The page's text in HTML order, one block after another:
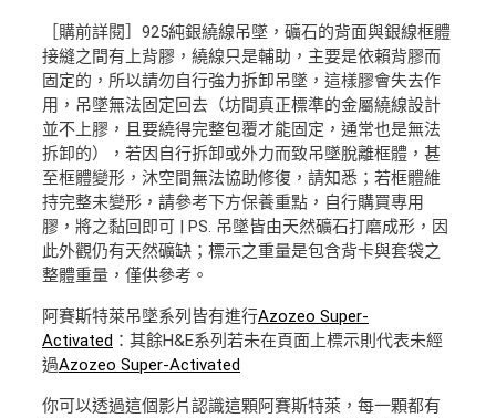
［購前詳閱］925純銀繞線吊墜，礦石的背面與銀線框體
接縫之間有上背膠，繞線只是輔助，主要是依賴背膠而
固定的，所以請勿自行強力拆卸吊墜，這樣膠會失去作
用，吊墜無法固定回去（坊間真正標準的金屬繞線設計
並不上膠，且要繞得完整包覆才能固定，通常也是無法
拆卸的），若因自行拆卸或外力而致吊墜脫離框體，甚
至框體變形，沐空間無法協助修復，請知悉；若框體維
持完整未變形，請參考下方保養重點，自行購買專用
膠，將之黏回即可 | PS. 吊墜皆由天然礦石打磨成形，因
此外觀仍有天然礦缺；標示之重量是包含背卡與套袋之
整體重量，僅供參考。
阿賽斯特萊吊墜系列皆有進行Azozeo Super-
Activated ：其餘H&E系列若未在頁面上標示則代表未經
過Azozeo Super-Activated
你可以透過這個影片認識這顆阿賽斯特萊，每一顆都有